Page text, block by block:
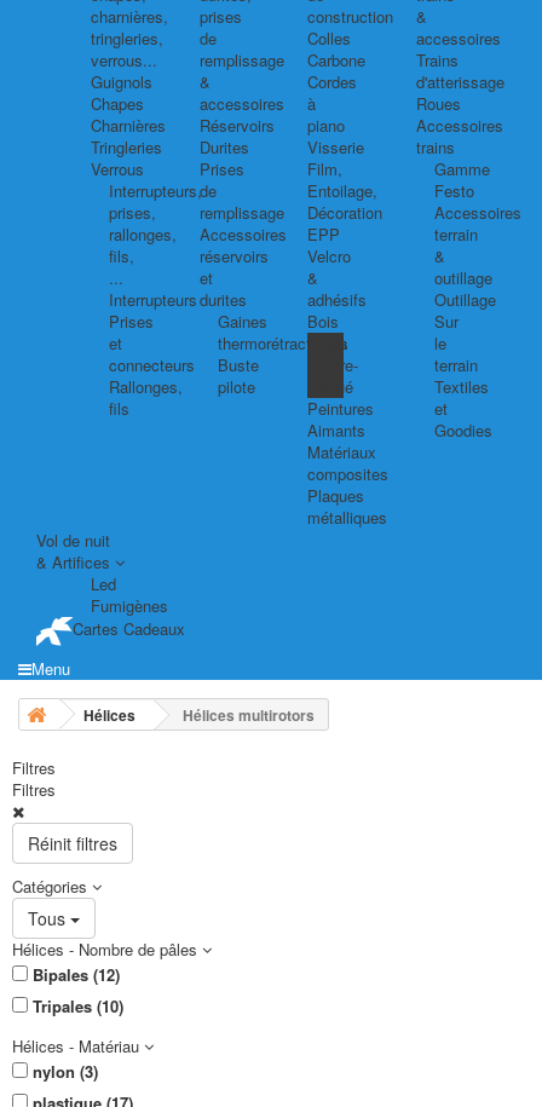
charnières,
tringleries,
verrous...
Guignols
Chapes
Charnières
Tringleries
Verrous
Interrupteurs,
prises,
rallonges,
fils,
...
Interrupteurs
Prises
et
connecteurs
Rallonges,
fils
prises
de
remplissage
&
accessoires
Réservoirs
Durites
Prises
de
remplissage
Accessoires
réservoirs
et
durites
Gaines
thermorétractables
Buste
pilote
construction
Colles
Carbone
Cordes
à
piano
Visserie
Film,
Entoilage,
Décoration
EPP
Velcro
&
adhésifs
Bois
Balsa
Contre-
plaqué
Peintures
Aimants
Matériaux
composites
Plaques
métalliques
&
accessoires
Trains
d'atterissage
Roues
Accessoires
trains
Gamme
Festo
Accessoires
terrain
&
outillage
Outillage
Sur
le
terrain
Textiles
et
Goodies
Vol de nuit
& Artifices
Led
Fumigènes
Cartes Cadeaux
Menu
Hélices Hélices multirotors
Filtres
Filtres
Réinit filtres
Catégories
Tous
Hélices - Nombre de pâles
Bipales (12)
Tripales (10)
Hélices - Matériau
nylon (3)
plastique (17)